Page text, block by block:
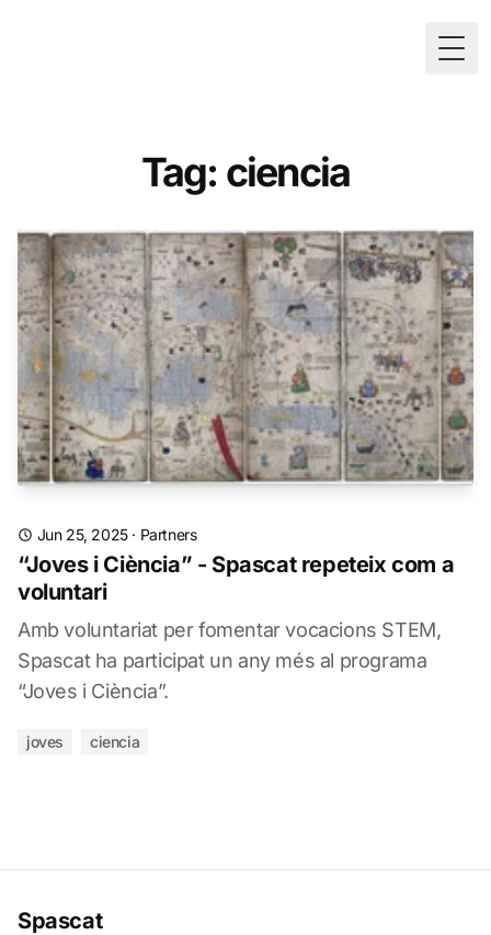
Tag: ciencia
Jun 25, 2025· Partners
“Joves i Ciència” - Spascat repeteix com a
voluntari
Amb voluntariat per fomentar vocacions STEM,
Spascat ha participat un any més al programa
“Joves i Ciència”.
joves ciencia
Spascat